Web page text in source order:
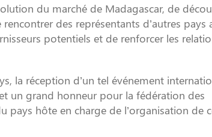
du marché de Madagascar, de
des représentants d’autres pays
potentiels et de renforcer les
la réception d’un tel événement
un grand honneur pour la fédération des
pays hôte en charge de l’organisation de